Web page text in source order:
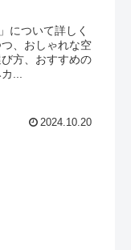
について詳しく
、おしゃれな空
方、おすすめの
...
2024.10.20